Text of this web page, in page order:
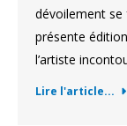
dévoilement se
présente
l’artiste
Lire l'article...